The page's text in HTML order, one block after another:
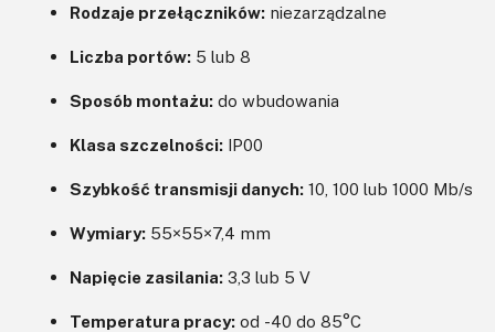
Rodzaje przełączników: niezarządzalne
Liczba portów: 5 lub 8
Sposób montażu: do wbudowania
Klasa szczelności: IP00
Szybkość transmisji danych: 10, 100 lub 1000 Mb/s
Wymiary: 55×55×7,4 mm
Napięcie zasilania: 3,3 lub 5 V
Temperatura pracy: od -40 do 85°C